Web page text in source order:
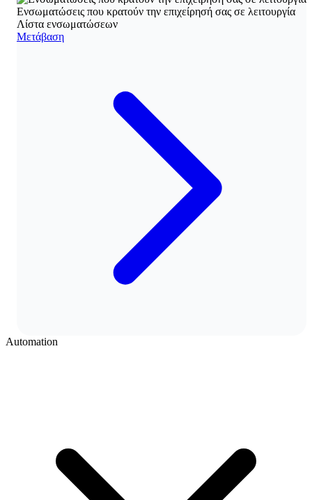
Ενσωματώσεις που κρατούν την επιχείρησή σας σε λειτουργία
Λίστα ενσωματώσεων
Μετάβαση
Automation